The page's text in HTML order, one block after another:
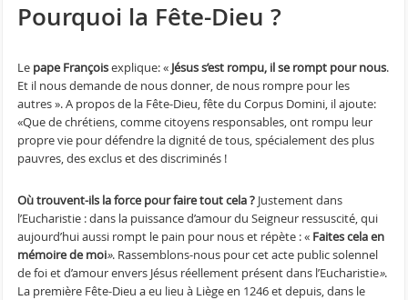
Pourquoi la Fête-Dieu ?
Le pape Françoisexplique: «Jésus s’est rompu, il se rompt pour nous.
Et il nous demande de nous donner, de nous rompre pour les
autres ». A propos de la Fête-Dieu, fête du Corpus Domini, il ajoute:
«Que de chrétiens, comme citoyens responsables, ont rompu leur
propre vie pour défendre la dignité de tous, spécialement des plus
pauvres, des exclus et des discriminés !
Où trouvent-ils la force pour faire tout cela ?Justement dans
l’Eucharistie : dans la puissance d’amour du Seigneur ressuscité, qui
aujourd’hui aussi rompt le pain pour nous et répète : « Faites cela en
mémoire de moi». Rassemblons-nous pour cet acte public solennel
de foi et d’amour envers Jésus réellement présent dans l’Eucharistie».
La première Fête-Dieu a eu lieu à Liège en 1246 et depuis, dans le